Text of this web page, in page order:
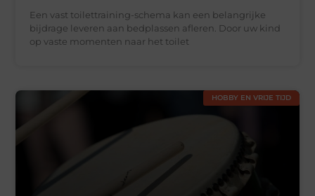
Een vast toilettraining-schema kan een belangrijke
bijdrage leveren aan bedplassen afleren. Door uw kind
op vaste momenten naar het toilet
HOBBY EN VRIJE TIJD